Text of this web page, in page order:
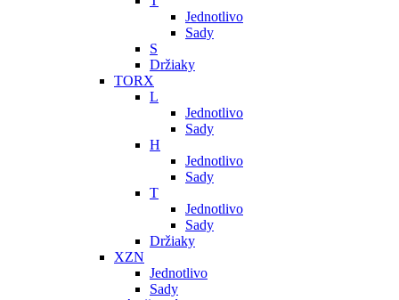
Jednotlivo
Sady
S
Držiaky
TORX
L
Jednotlivo
Sady
H
Jednotlivo
Sady
T
Jednotlivo
Sady
Držiaky
XZN
Jednotlivo
Sady